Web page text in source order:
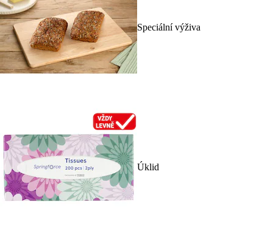
Speciální výživa
Úklid